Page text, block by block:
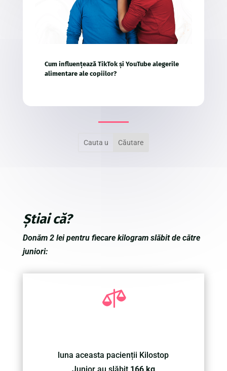
Cum influențează TikTok și YouTube alegerile
alimentare ale copiilor?
Știai că?
Donăm 2 lei pentru fiecare kilogram slăbit de către
juniori:

luna aceasta pacienții Kilostop